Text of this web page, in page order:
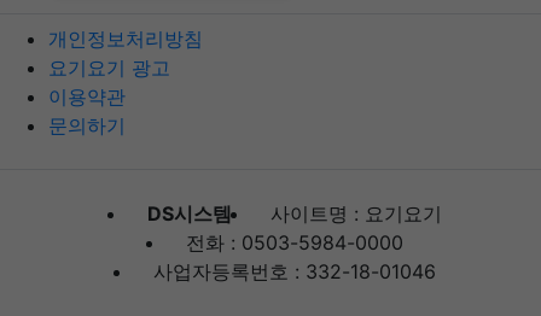
개인정보처리방침
요기요기 광고
이용약관
문의하기
DS시스템
사이트명 : 요기요기
전화 : 0503-5984-0000
사업자등록번호 : 332-18-01046